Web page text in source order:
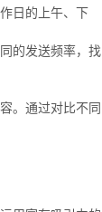
日的上午、下
的发送频率，找
。通过对比不同